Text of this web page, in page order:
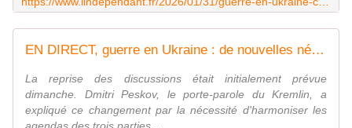
EN DIRECT, guerre en Ukraine : de nouvelles négociations entre Kiev, Moscou et Washington se tiendront mercredi et jeudi à Abou Dhabi, confirme le Kremlin
La reprise des discussions était initialement prévue
dimanche. Dmitri Peskov, le porte-parole du Kremlin, a
expliqué ce changement par la nécessité d'harmoniser les